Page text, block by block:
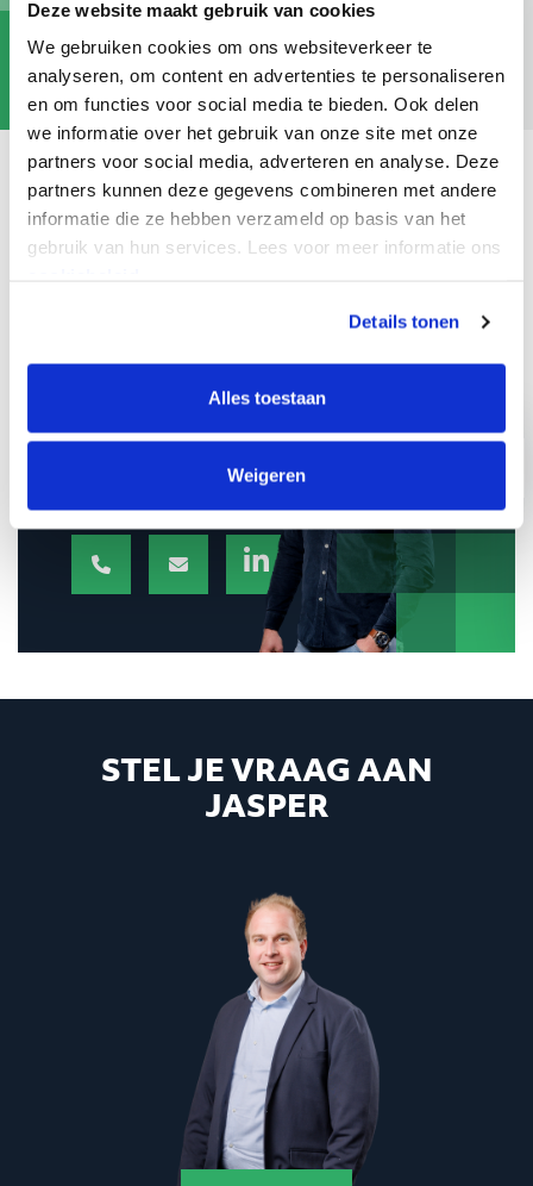
Deze website maakt gebruik van cookies
We gebruiken cookies om ons websiteverkeer te
analyseren, om content en advertenties te personaliseren
en om functies voor social media te bieden. Ook delen
we informatie over het gebruik van onze site met onze
partners voor social media, adverteren en analyse. Deze
partners kunnen deze gegevens combineren met andere
informatie die ze hebben verzameld op basis van het
gebruik van hun services. Lees voor meer informatie ons
Details tonen
Alles toestaan
Weigeren
IK WERK SAMEN MET
Teamleider ›
STEL JE VRAAG AAN
JASPER